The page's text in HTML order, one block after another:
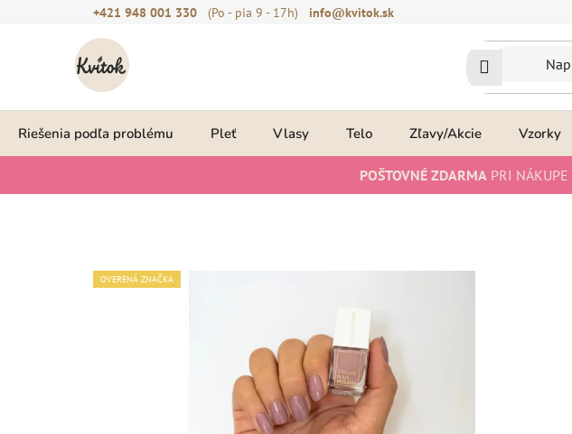
+421 948 001 330 (Po - pia 9 - 17h) info@kvitok.sk
Riešenia podľa problému Pleť Vlasy Telo Zľavy/Akcie Vzorky
POŠTOVNÉ ZDARMA PRI NÁKUPE
OVERENÁ ZNAČKA